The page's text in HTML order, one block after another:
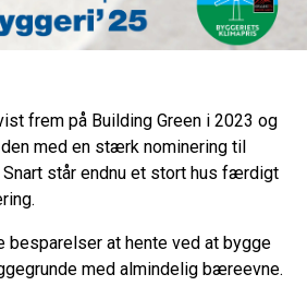
frem på Building Green i 2023 og
med en stærk nominering til
Snart står endnu et stort hus færdigt
besparelser at hente ved at bygge
med almindelig bæreevne.